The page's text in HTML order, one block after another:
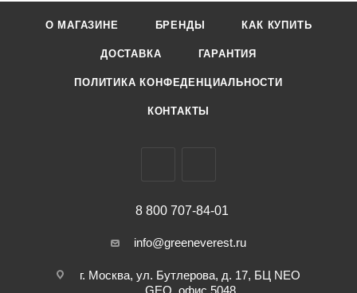
О МАГАЗИНЕ БРЕНДЫ КАК КУПИТЬ
ДОСТАВКА ГАРАНТИЯ
ПОЛИТИКА КОНФЕДЕНЦИАЛЬНОСТИ
КОНТАКТЫ
8 800 707-84-01
info@greeneverest.ru
г. Москва, ул. Бутлерова, д. 17, БЦ NEO
GEO, офис 5048